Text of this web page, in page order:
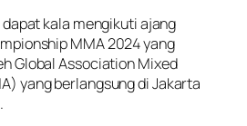
kala mengikuti ajang
MMA 2024 yang
Global Association Mixed
yang berlangsung di Jakarta